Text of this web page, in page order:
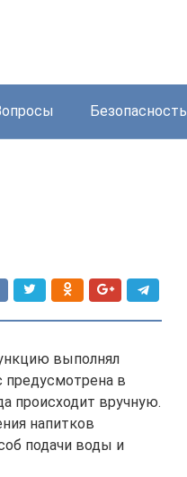
Безопасность
выполнял
предусмотрена в
происходит вручную.
напитков
подачи воды и